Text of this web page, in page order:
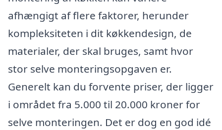
afhængigt af flere faktorer, herunder
kompleksiteten i dit køkkendesign, de
materialer, der skal bruges, samt hvor
stor selve monteringsopgaven er.
Generelt kan du forvente priser, der ligger
i området fra 5.000 til 20.000 kroner for
selve monteringen. Det er dog en god idé